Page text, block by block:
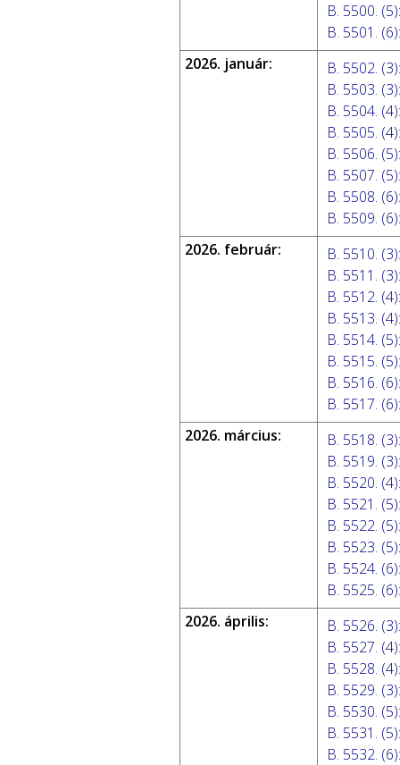
B. 5500. (5):
B. 5501. (6):
2026. január:
B. 5502. (3):
B. 5503. (3):
B. 5504. (4):
B. 5505. (4):
B. 5506. (5):
B. 5507. (5):
B. 5508. (6):
B. 5509. (6):
2026. február:
B. 5510. (3):
B. 5511. (3):
B. 5512. (4):
B. 5513. (4):
B. 5514. (5):
B. 5515. (5):
B. 5516. (6):
B. 5517. (6):
2026. március:
B. 5518. (3):
B. 5519. (3):
B. 5520. (4):
B. 5521. (5):
B. 5522. (5):
B. 5523. (5):
B. 5524. (6):
B. 5525. (6):
2026. április:
B. 5526. (3):
B. 5527. (4):
B. 5528. (4):
B. 5529. (3):
B. 5530. (5):
B. 5531. (5):
B. 5532. (6):